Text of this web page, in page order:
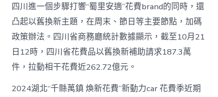
四川進一個步驟打響“蜀里安適”花費brand的同時，還
凸起以舊換新主題，在周末、節日等主要節點，加碼
政策辦法。四川省商務廳統計數據顯示，截至10月21
日12時，四川省花費品以舊換新補助請求187.3萬
件，拉動相干花費近262.72億元。
2024湖北“千縣萬鎮 煥新花費”新動力car 花費季近期